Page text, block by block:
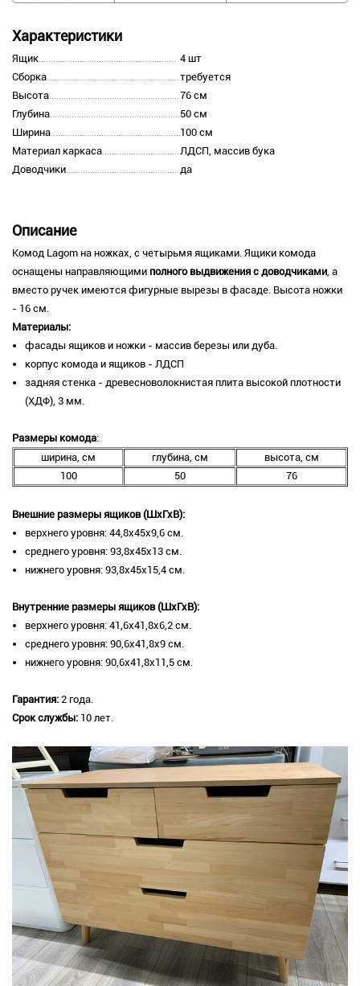
Характеристики
Ящик
4 шт
Сборка
требуется
Высота
76 см
Глубина
50 см
Ширина
100 см
Материал каркаса
ЛДСП, массив бука
Доводчики
да
Описание
Комод Lagom на ножках, с четырьмя ящиками. Ящики комода
оснащены направляющими полного выдвижения с доводчиками, а
вместо ручек имеются фигурные вырезы в фасаде. Высота ножки
- 16 см.
Материалы:
фасады ящиков и ножки - массив березы или дуба.
корпус комода и ящиков - ЛДСП
задняя стенка - древесноволокнистая плита высокой плотности
(ХДФ), 3 мм.
Размеры комода:
ширина, см
глубина, см
высота, см
100
50 76
Внешние размеры ящиков (ШхГхВ):
верхнего уровня: 44,8х45х9,6 см.
среднего уровня: 93,8х45х13 см.
нижнего уровня: 93,8х45х15,4 см.
Внутренние размеры ящиков (ШхГхВ):
верхнего уровня: 41,6х41,8х6,2 см.
среднего уровня: 90,6х41,8х9 см.
нижнего уровня: 90,6х41,8х11,5 см.
Гарантия: 2 года.
Срок службы: 10 лет.